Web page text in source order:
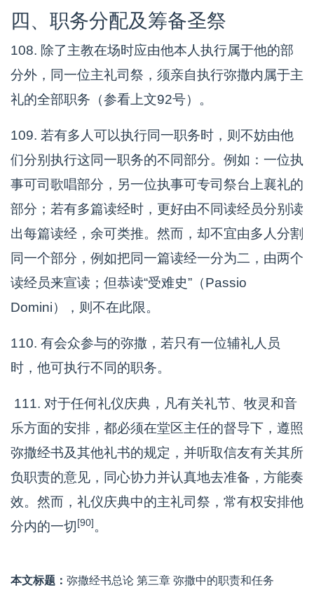
四、职务分配及筹备圣祭
108. 除了主教在场时应由他本人执行属于他的部
分外，同一位主礼司祭，须亲自执行弥撒内属于主
礼的全部职务（参看上文92号）。
109. 若有多人可以执行同一职务时，则不妨由他
们分别执行这同一职务的不同部分。例如：一位执
事可司歌唱部分，另一位执事可专司祭台上襄礼的
部分；若有多篇读经时，更好由不同读经员分别读
出每篇读经，余可类推。然而，却不宜由多人分割
同一个部分，例如把同一篇读经一分为二，由两个
读经员来宣读；但恭读“受难史”（Passio
Domini），则不在此限。
110. 有会众参与的弥撒，若只有一位辅礼人员
时，他可执行不同的职务。
111. 对于任何礼仪庆典，凡有关礼节、牧灵和音
乐方面的安排，都必须在堂区主任的督导下，遵照
弥撒经书及其他礼书的规定，并听取信友有关其所
负职责的意见，同心协力并认真地去准备，方能奏
效。然而，礼仪庆典中的主礼司祭，常有权安排他
分内的一切[90]。
本文标题： 弥撒经书总论 第三章 弥撒中的职责和任务